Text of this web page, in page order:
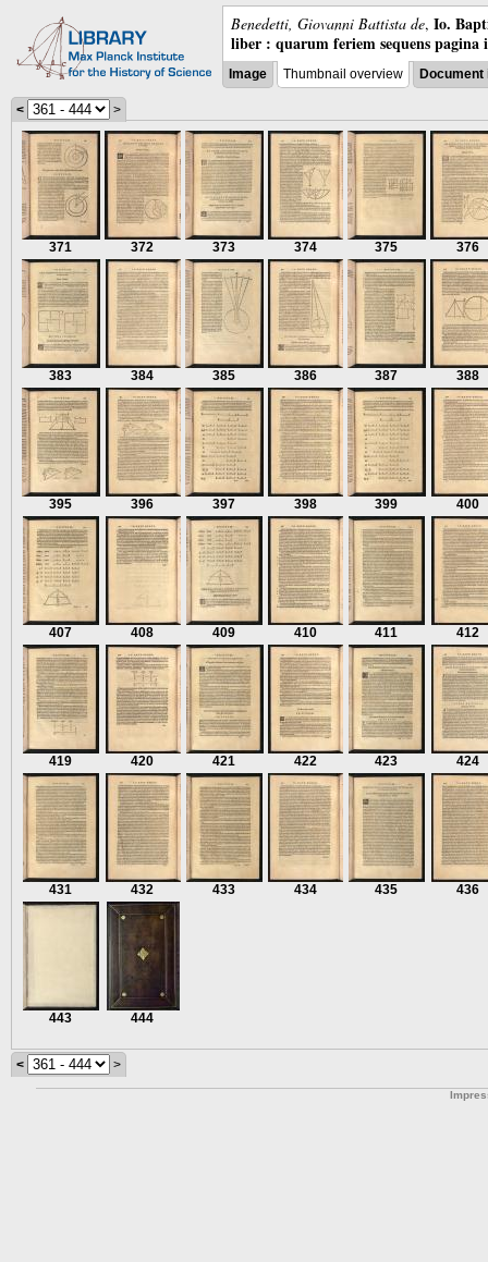
Benedetti, Giovanni Battista de, Io.
liber : quarum feriem sequens pagina
Image Thumbnail overview
< >
371 372 373 374 375 376
383 384 385 386 387 388
395 396 397 398 399 400
407 408 409 410 411 412
419 420 421 422 423 424
431 432 433 434 435 436
443 444
< >